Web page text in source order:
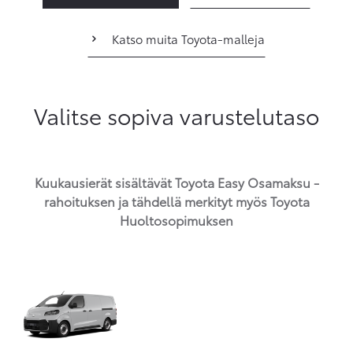
Katso muita Toyota-malleja
Valitse sopiva varustelutaso
Kuukausierät sisältävät Toyota Easy Osamaksu -
rahoituksen ja tähdellä merkityt myös Toyota
Huoltosopimuksen